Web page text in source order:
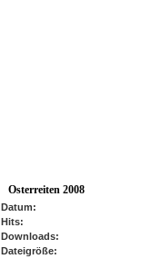
Osterreiten 2008
Datum:
Hits:
Downloads:
Dateigröße: